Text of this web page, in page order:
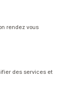
rendez vous
des services et